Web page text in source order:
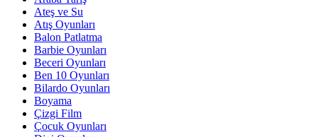
Ateş ve Su
Atış Oyunları
Balon Patlatma
Barbie Oyunları
Beceri Oyunları
Ben 10 Oyunları
Bilardo Oyunları
Boyama
Çizgi Film
Çocuk Oyunları